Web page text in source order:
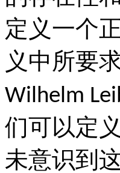
定义一个
义中所要
Wilhelm
们可以定
未意识到